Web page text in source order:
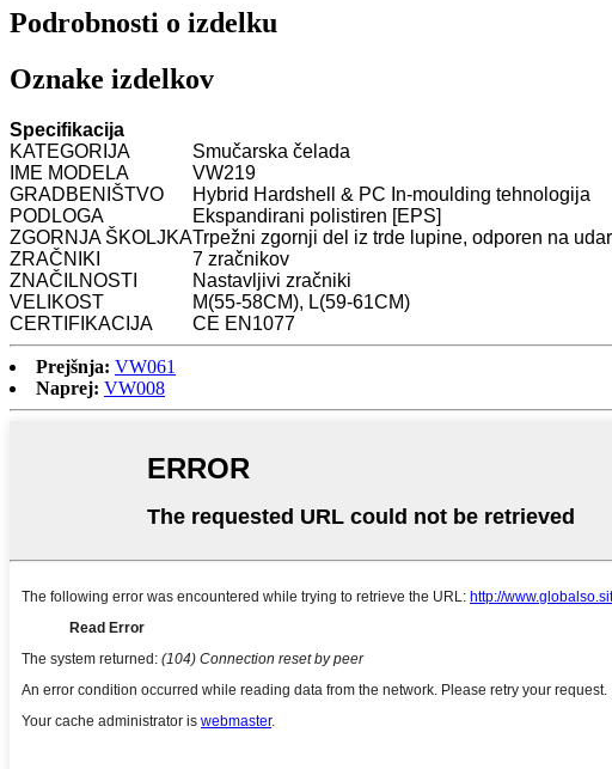
Podrobnosti o izdelku
Oznake izdelkov
Specifikacija
KATEGORIJA
Smučarska čelada
IME MODELA
VW219
GRADBENIŠTVO
Hybrid Hardshell & PC In-moulding tehnologija
PODLOGA
Ekspandirani polistiren [EPS]
ZGORNJA ŠKOLJKATrpežni zgornji del iz trde lupine, odporen na
ZRAČNIKI
7 zračnikov
ZNAČILNOSTI
Nastavljivi zračniki
VELIKOST
M(55-58CM), L(59-61CM)
CERTIFIKACIJA
CE EN1077
Prejšnja: VW061
Naprej: VW008